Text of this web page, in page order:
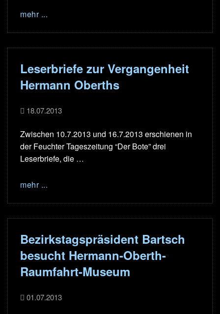
mehr ...
Leserbriefe zur Vergangenheit
Hermann Oberths
18.07.2013
Zwischen 10.7.2013 und 16.7.2013 erschienen in
der Feuchter Tageszeitung “Der Bote” drei
Leserbriefe, die …
mehr ...
Bezirkstagspräsident Bartsch
besucht Hermann-Oberth-
Raumfahrt-Museum
01.07.2013